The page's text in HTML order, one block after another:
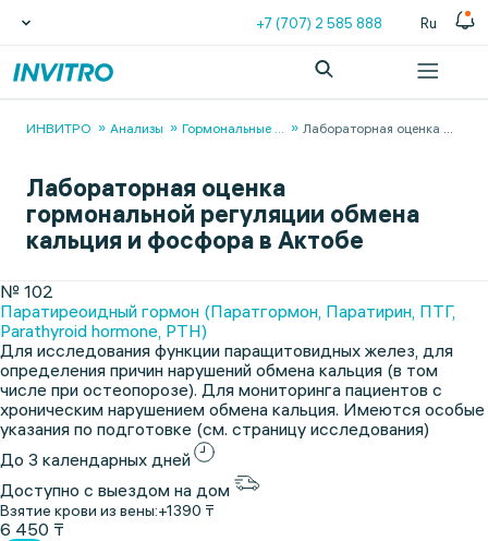
+7 (707) 2 585 888 Ru
ИНВИТРО Анализы Гормональные ... Лабораторная оценка ...
Лабораторная оценка
гормональной регуляции обмена
кальция и фосфора в Актобе
№ 102
Паратиреоидный гормон (Паратгормон, Паратирин, ПТГ,
Parathyroid hormone, PTH)
Для исследования функции паращитовидных желез, для
определения причин нарушений обмена кальция (в том
числе при остеопорозе). Для мониторинга пациентов с
хроническим нарушением обмена кальция. Имеются особые
указания по подготовке (см. страницу исследования)
До 3 календарных дней
Доступно с выездом на дом
Взятие крови из вены:+1390 ₸
6 450 ₸